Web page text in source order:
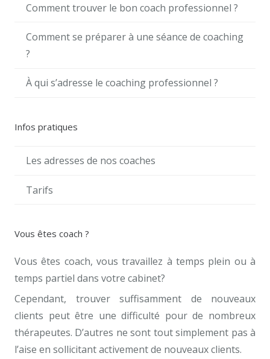
Comment trouver le bon coach professionnel ?
Comment se préparer à une séance de coaching
?
À qui s’adresse le coaching professionnel ?
Infos pratiques
Les adresses de nos coaches
Tarifs
Vous êtes coach ?
Vous êtes coach, vous travaillez à temps plein ou à
temps partiel dans votre cabinet?
Cependant, trouver suffisamment de nouveaux
clients peut être une difficulté pour de nombreux
thérapeutes. D’autres ne sont tout simplement pas à
l’aise en sollicitant activement de nouveaux clients.